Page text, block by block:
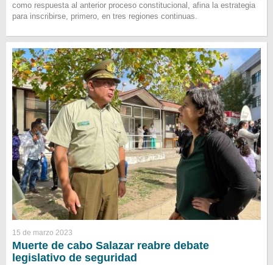
como respuesta al anterior proceso constitucional, afina la estrategia
para inscribirse, primero, en tres regiones continuas.
15 de marzo 2023
Muerte de cabo Salazar reabre debate
legislativo de seguridad